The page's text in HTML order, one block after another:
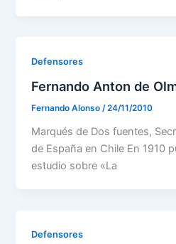
Defensores
Fernando Anton de
Fernando Alonso /24/11/2010
Marqués de Dos fuentes,
de España en Chile En 1910
estudio sobre «La
Defensores